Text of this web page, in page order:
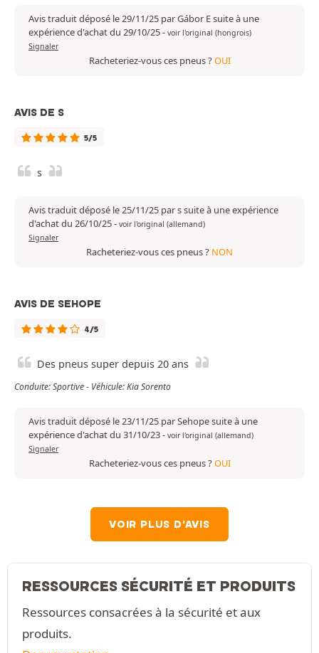
Avis traduit déposé le 29/11/25 par Gábor E suite à une
expérience d'achat du 29/10/25- voir l'original (hongrois)
Signaler
Racheteriez-vous ces pneus ?OUI
AVIS DE S
5/5
s
Avis traduit déposé le 25/11/25 par s suite à une expérience
d'achat du 26/10/25- voir l'original (allemand)
Signaler
Racheteriez-vous ces pneus ? NON
AVIS DE SEHOPE
4/5
Des pneus super depuis 20 ans
Conduite: Sportive - Véhicule: Kia Sorento
Avis traduit déposé le 23/11/25 par Sehope suite à une
expérience d'achat du 31/10/23- voir l'original (allemand)
Signaler
Racheteriez-vous ces pneus ?OUI
VOIR PLUS D'AVIS
RESSOURCES SÉCURITÉ ET PRODUITS
Ressources consacrées à la sécurité et aux
produits.